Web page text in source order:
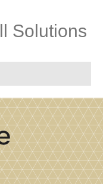
Solutions